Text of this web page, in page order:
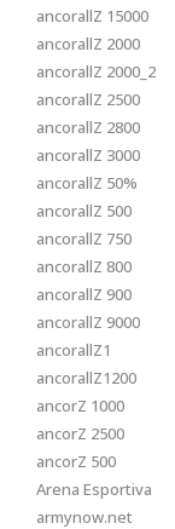
ancorallZ 15000
ancorallZ 2000
ancorallZ 2000_2
ancorallZ 2500
ancorallZ 2800
ancorallZ 3000
ancorallZ 50%
ancorallZ 500
ancorallZ 750
ancorallZ 800
ancorallZ 900
ancorallZ 9000
ancorallZ1
ancorallZ1200
ancorZ 1000
ancorZ 2500
ancorZ 500
Arena Esportiva
armynow.net